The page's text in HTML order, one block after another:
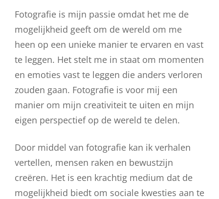
Fotografie is mijn passie omdat het me de
mogelijkheid geeft om de wereld om me
heen op een unieke manier te ervaren en vast
te leggen. Het stelt me in staat om momenten
en emoties vast te leggen die anders verloren
zouden gaan. Fotografie is voor mij een
manier om mijn creativiteit te uiten en mijn
eigen perspectief op de wereld te delen.
Door middel van fotografie kan ik verhalen
vertellen, mensen raken en bewustzijn
creëren. Het is een krachtig medium dat de
mogelijkheid biedt om sociale kwesties aan te